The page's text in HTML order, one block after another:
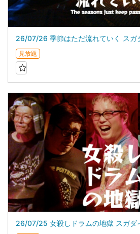
26/07/26 季節はただ流れていく スガ
見放題
26/07/25 女殺しドラムの地獄 スガダ